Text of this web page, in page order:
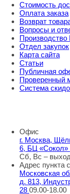
Стоимость
Оплата заказа
Возврат
Вопросы и
Производство
Отдел закупок
Карта сайта
Статьи
Публичная
Проверенный
Система
Офис
г. Москва,
6, БЦ «Сокол»
Сб, Вс –
Адрес пункта
Московская
д. 813,
28 09.00-18.00